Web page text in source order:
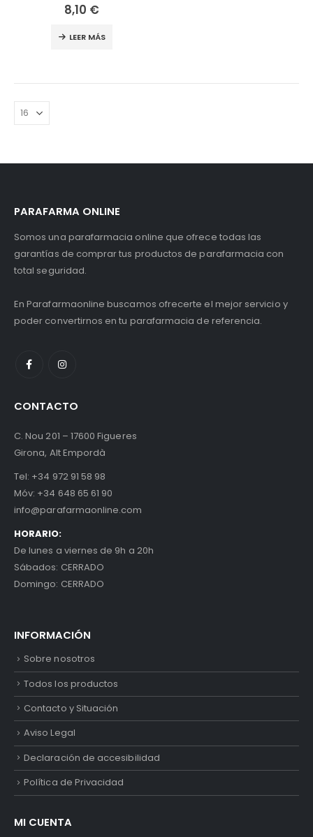
8,10 €
LEER MÁS
PARAFARMA ONLINE
Somos una parafarmacia online que ofrece todas las
garantías de comprar tus productos de parafarmacia con
total seguridad.
En Parafarmaonline buscamos ofrecerte el mejor servicio y
poder convertirnos en tu parafarmacia de referencia.
CONTACTO
C. Nou 201 – 17600 Figueres
Girona, Alt Empordà
Tel: +34 972 91 58 98
Móv: +34 648 65 61 90
info@parafarmaonline.com
HORARIO:
De lunes a viernes de 9h a 20h
Sábados: CERRADO
Domingo: CERRADO
INFORMACIÓN
Sobre nosotros
Todos los productos
Contacto y Situación
Aviso Legal
Declaración de accesibilidad
Política de Privacidad
MI CUENTA